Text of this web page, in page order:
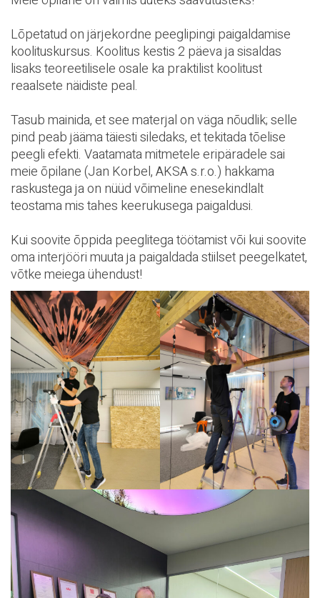
Lõpetatud on järjekordne peeglipingi paigaldamise
koolituskursus. Koolitus kestis 2 päeva ja sisaldas
lisaks teoreetilisele osale ka praktilist koolitust
reaalsete näidiste peal.
Tasub mainida, et see materjal on väga nõudlik; selle
pind peab jääma täiesti siledaks, et tekitada tõelise
peegli efekti. Vaatamata mitmetele eripäradele sai
meie õpilane (Jan Korbel, AKSA s.r.o.) hakkama
raskustega ja on nüüd võimeline enesekindlalt
teostama mis tahes keerukusega paigaldusi.
Kui soovite õppida peeglitega töötamist või kui soovite
oma interjööri muuta ja paigaldada stiilset peegelkatet,
võtke meiega ühendust!